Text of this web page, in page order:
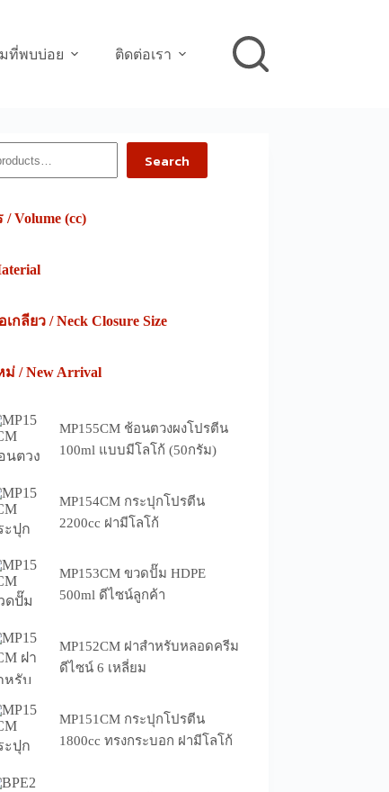
ที่พบบ่อย ติดต่อเรา
Search
Volume (cc)
กลียว / Neck Closure Size
/ New Arrival
MP155CM ช้อนตวงผงโปรตีน
100ml แบบมีโลโก้ (50กรัม)
MP154CM กระปุกโปรตีน
2200cc ฝามีโลโก้
MP153CM ขวดปั๊ม HDPE
500ml ดีไซน์ลูกค้า
MP152CM ฝาสำหรับหลอดครีม
ดีไซน์ 6 เหลี่ยม
MP151CM กระปุกโปรตีน
1800cc ทรงกระบอก ฝามีโลโก้